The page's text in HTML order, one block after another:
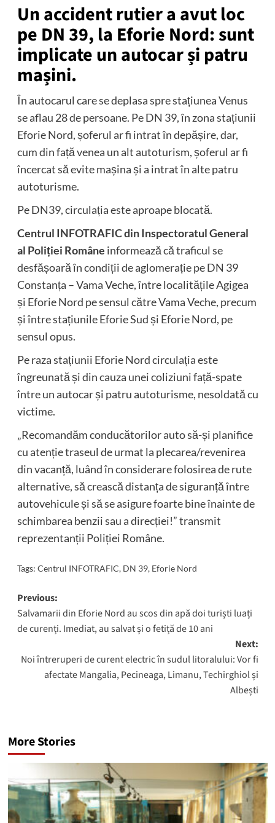
Un accident rutier a avut loc
pe DN 39, la Eforie Nord: sunt
implicate un autocar și patru
mașini.
În autocarul care se deplasa spre stațiunea Venus
se aflau 28 de persoane. Pe DN 39, în zona stațiunii
Eforie Nord, șoferul ar fi intrat în depășire, dar,
cum din față venea un alt autoturism, șoferul ar fi
încercat să evite mașina și a intrat în alte patru
autoturisme.
Pe DN39, circulația este aproape blocată.
Centrul INFOTRAFIC din Inspectoratul General
al Poliției Române informează că traficul se
desfășoară în condiții de aglomerație pe DN 39
Constanța – Vama Veche, între localitățile Agigea
și Eforie Nord pe sensul către Vama Veche, precum
și între stațiunile Eforie Sud și Eforie Nord, pe
sensul opus.
Pe raza stațiunii Eforie Nord circulația este
îngreunată și din cauza unei coliziuni față-spate
între un autocar și patru autoturisme, nesoldată cu
victime.
„Recomandăm conducătorilor auto să-și planifice
cu atenție traseul de urmat la plecarea/revenirea
din vacanță, luând în considerare folosirea de rute
alternative, să crească distanța de siguranță între
autovehicule și să se asigure foarte bine înainte de
schimbarea benzii sau a direcției!” transmit
reprezentanții Poliției Române.
Tags: Centrul INFOTRAFIC, DN 39, Eforie Nord
Post
navigation
Previous:
Salvamarii din Eforie Nord au scos din apă doi turiști luați
de curenți. Imediat, au salvat și o fetiță de 10 ani
Next:
Noi întreruperi de curent electric în sudul litoralului: Vor fi
afectate Mangalia, Pecineaga, Limanu, Techirghiol și
Albești
More Stories